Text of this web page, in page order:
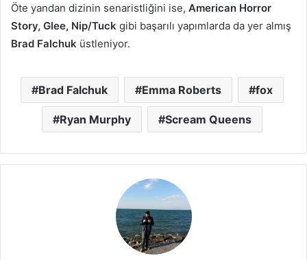
m
e
k
Öte yandan dizinin senaristliğini ise, American Horror
Story, Glee, Nip/Tuck gibi başarılı yapımlarda da yer almış
Brad Falchuk üstleniyor.
Brad Falchuk Emma Roberts fox
Ryan Murphy Scream Queens